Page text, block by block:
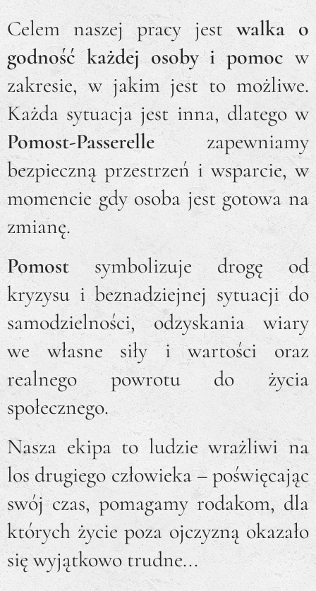
Celem naszej pracy jestwalka o
godność każdej osoby i pomoc w
zakresie, w jakim jest to możliwe.
Każda sytuacja jest inna, dlatego w
Pomost-Passerellezapewniamy
bezpieczną przestrzeń i wsparcie, w
momencie gdy osoba jest gotowa na
zmianę.
Pomost symbolizuje drogę od
kryzysu i beznadziejnej sytuacji do
samodzielności, odzyskania wiary
we własne siły i wartości oraz
realnego powrotu do życia
społecznego.
Nasza ekipa to ludzie wrażliwi na
los drugiego człowieka – poświęcając
swój czas, pomagamy rodakom, dla
których życie poza ojczyzną okazało
się wyjątkowo trudne...